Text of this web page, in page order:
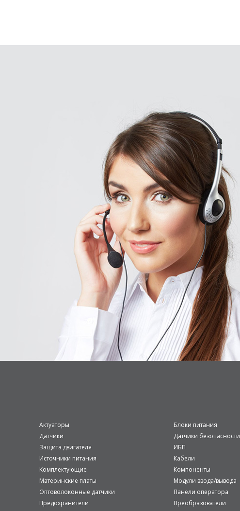
Актуаторы
Блоки питания
Датчики
Датчики безопасности
Защита двигателя
ИБП
Источники питания
Кабели
Комплектующие
Компоненты
Материнские платы
Модули ввода/вывода
Оптоволоконные датчики
Панели оператора
Предохранители
Преобразователи